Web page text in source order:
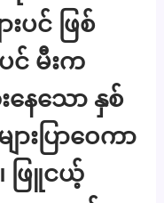
ပင် ဖြစ်
င် မီးက
ေသော နှစ်
းပြာဝေကာ
ဖြူငယ့်